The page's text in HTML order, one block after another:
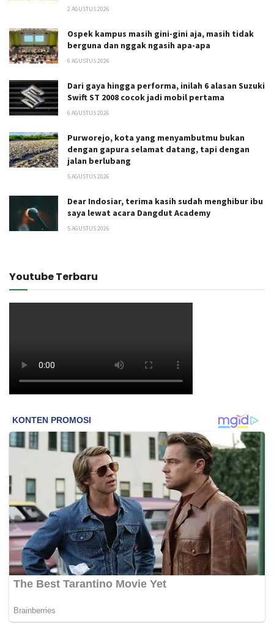
2 AGUSTUS 2026
Ospek kampus masih gini-gini aja, masih tidak
berguna dan nggak ngasih apa-apa
6 AGUSTUS 2026
Dari gaya hingga performa, inilah 6 alasan Suzuki
Swift ST 2008 cocok jadi mobil pertama
6 AGUSTUS 2026
Purworejo, kota yang menyambutmu bukan
dengan gapura selamat datang, tapi dengan
jalan berlubang
5 AGUSTUS 2026
Dear Indosiar, terima kasih sudah menghibur ibu
saya lewat acara Dangdut Academy
5 AGUSTUS 2026
Youtube Terbaru